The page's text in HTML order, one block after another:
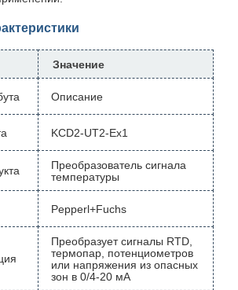
Значение
Описание
KCD2-UT2-Ex1
Преобразователь сигнала
температуры
Pepperl+Fuchs
Преобразует сигналы RTD,
термопар, потенциометров
или напряжения из опасных
зон в 0/4-20 мА